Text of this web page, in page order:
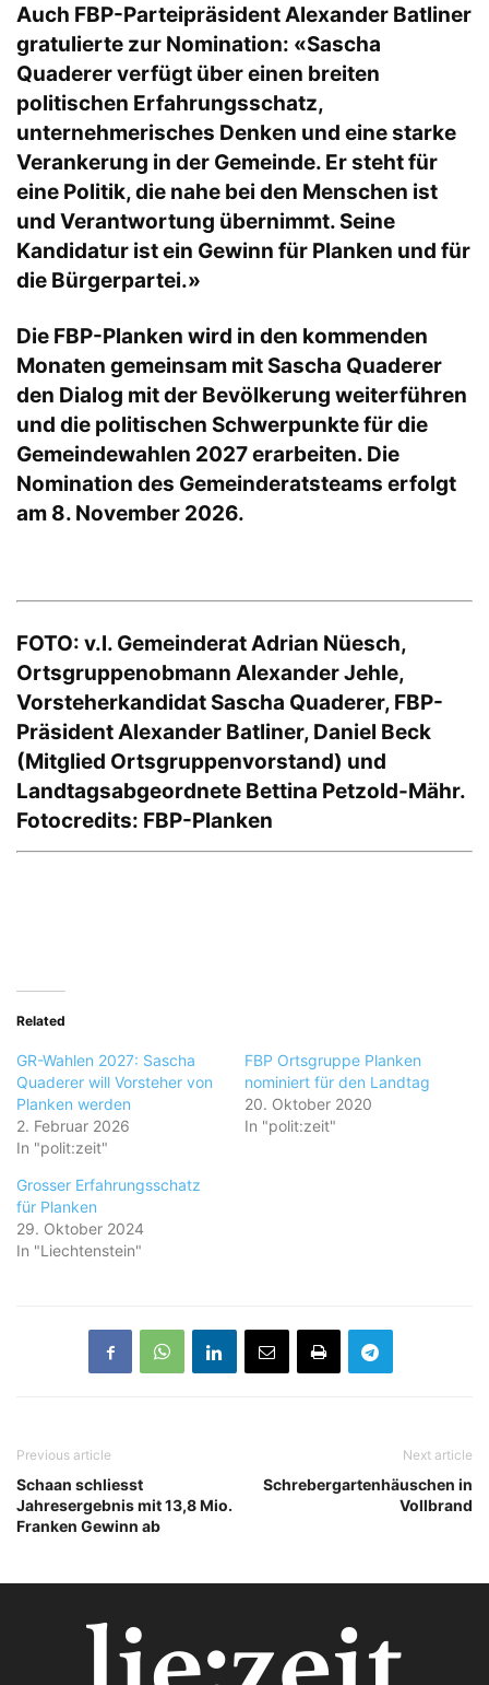
Auch FBP-Parteipräsident Alexander Batliner
gratulierte zur Nomination: «Sascha
Quaderer verfügt über einen breiten
politischen Erfahrungsschatz,
unternehmerisches Denken und eine starke
Verankerung in der Gemeinde. Er steht für
eine Politik, die nahe bei den Menschen ist
und Verantwortung übernimmt. Seine
Kandidatur ist ein Gewinn für Planken und für
die Bürgerpartei.»
Die FBP-Planken wird in den kommenden
Monaten gemeinsam mit Sascha Quaderer
den Dialog mit der Bevölkerung weiterführen
und die politischen Schwerpunkte für die
Gemeindewahlen 2027 erarbeiten. Die
Nomination des Gemeinderatsteams erfolgt
am 8. November 2026.
FOTO: v.l. Gemeinderat Adrian Nüesch,
Ortsgruppenobmann Alexander Jehle,
Vorsteherkandidat Sascha Quaderer, FBP-
Präsident Alexander Batliner, Daniel Beck
(Mitglied Ortsgruppenvorstand) und
Landtagsabgeordnete Bettina Petzold-Mähr.
Fotocredits: FBP-Planken
Related
GR-Wahlen 2027: Sascha
Quaderer will Vorsteher von
Planken werden
2. Februar 2026
In "polit:zeit"
FBP Ortsgruppe Planken
nominiert für den Landtag
20. Oktober 2020
In "polit:zeit"
Grosser Erfahrungsschatz
für Planken
29. Oktober 2024
In "Liechtenstein"
Previous article
Schaan schliesst
Jahresergebnis mit 13,8 Mio.
Franken Gewinn ab
Next article
Schrebergartenhäuschen in
Vollbrand